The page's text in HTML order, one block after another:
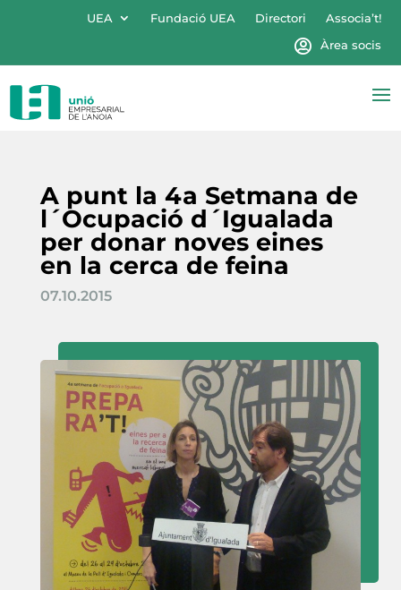
UEA Fundació UEA Directori
Associa’t!
Àrea socis
A punt la 4a Setmana de
l´Ocupació d´Igualada
per donar noves eines
en la cerca de feina
07.10.2015